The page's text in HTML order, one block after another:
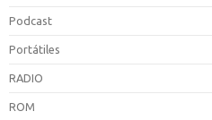
Podcast
Portátiles
RADIO
ROM